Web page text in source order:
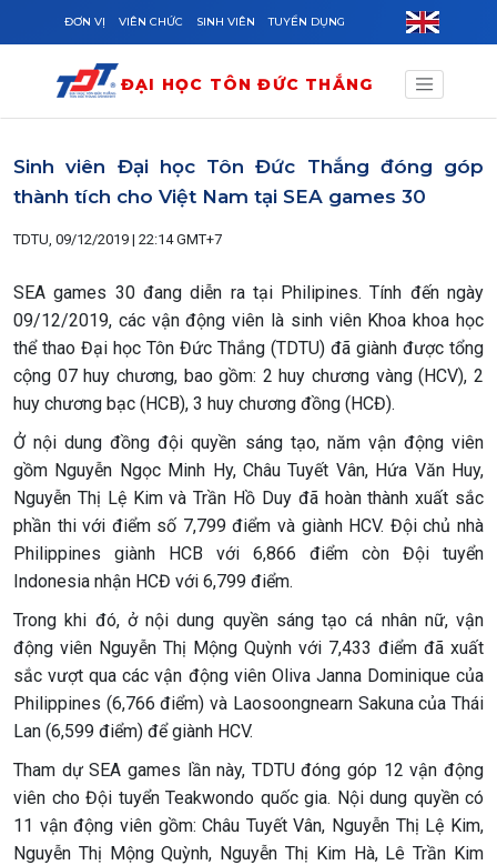
Skip to main content
ĐƠN VỊ VIÊN CHỨC SINH VIÊN TUYỂN DỤNG
ĐẠI HỌC TÔN ĐỨC THẮNG
Sinh viên Đại học Tôn Đức Thắng đóng góp
thành tích cho Việt Nam tại SEA games 30
TDTU, 09/12/2019 | 22:14 GMT+7
SEA games 30 đang diễn ra tại Philipines. Tính đến ngày
09/12/2019, các vận động viên là sinh viên Khoa khoa học
thể thao Đại học Tôn Đức Thắng (TDTU) đã giành được tổng
cộng 07 huy chương, bao gồm: 2 huy chương vàng (HCV), 2
huy chương bạc (HCB), 3 huy chương đồng (HCĐ).
Ở nội dung đồng đội quyền sáng tạo, năm vận động viên
gồm Nguyễn Ngọc Minh Hy, Châu Tuyết Vân, Hứa Văn Huy,
Nguyễn Thị Lệ Kim và Trần Hồ Duy đã hoàn thành xuất sắc
phần thi với điểm số 7,799 điểm và giành HCV. Đội chủ nhà
Philippines giành HCB với 6,866 điểm còn Đội tuyển
Indonesia nhận HCĐ với 6,799 điểm.
Trong khi đó, ở nội dung quyền sáng tạo cá nhân nữ, vận
động viên Nguyễn Thị Mộng Quỳnh với 7,433 điểm đã xuất
sắc vượt qua các vận động viên Oliva Janna Dominique của
Philippines (6,766 điểm) và Laosoongnearn Sakuna của Thái
Lan (6,599 điểm) để giành HCV.
Tham dự SEA games lần này, TDTU đóng góp 12 vận động
viên cho Đội tuyển Teakwondo quốc gia. Nội dung quyền có
11 vận động viên gồm: Châu Tuyết Vân, Nguyễn Thị Lệ Kim,
Nguyễn Thị Mộng Quỳnh, Nguyễn Thị Kim Hà, Lê Trần Kim